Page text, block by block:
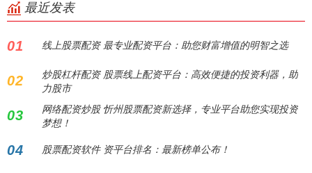
最近发表
01 线上股票配资 最专业配资平台：助您财富增值的明智之选
02
炒股杠杆配资 股票线上配资平台：高效便捷的投资利器，助
力股市
03
网络配资炒股 忻州股票配资新选择，专业平台助您实现投资
梦想！
04 股票配资软件 资平台排名：最新榜单公布！